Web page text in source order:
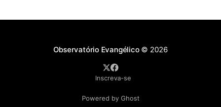
celebração. A presença de igrejas evangélicas
Observatório Evangélico© 2026
Inscreva-se
Powered by Ghost